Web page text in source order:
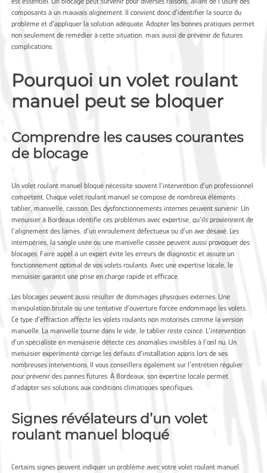
composants à un mauvais alignement. Il convient donc d’identifier la source du
problème et d’appliquer la solution adéquate. Adopter les bonnes pratiques permet
non seulement de remédier à cette situation, mais aussi de prévenir de futures
complications.
Pourquoi un volet roulant
manuel peut se bloquer
Comprendre les causes courantes
de blocage
Un volet roulant manuel bloqué nécessite souvent l’intervention d’un professionnel
compétent. Chaque volet roulant manuel se compose de nombreux éléments :
tablier, manivelle, caisson. Des dysfonctionnements internes peuvent survenir. Un
menuisier à Bordeaux identifie ces problèmes avec expertise, qu’ils proviennent de
l’alignement des lames, d’un enroulement défectueux ou d’un axe désaxé. Les
intempéries, la sangle usée ou une manivelle cassée peuvent aussi provoquer des
blocages. Faire appel à un expert évite les erreurs de diagnostic et assure un
fonctionnement optimal de vos volets roulants. Avec une expertise locale, le
menuisier garantit une prise en charge rapide et efficace.
Les blocages peuvent aussi résulter de dommages physiques externes. Une
manipulation brutale ou une tentative d’ouverture forcée endommage les volets.
Ce type d’effraction affecte les volets roulants non motorisés comme la version
manuelle. La manivelle tourne dans le vide, le tablier reste coincé. L’intervention
d’un spécialiste en menuiserie détecte ces anomalies invisibles à l’œil nu. Un
menuisier expérimenté corrige les défauts d’installation appris lors de ses
nombreuses interventions. Il vous conseillera également sur l’entretien régulier
pour prévenir des pannes futures. À Bordeaux, son expertise locale permet
d’adapter ses solutions aux conditions climatiques spécifiques.
Signes révélateurs d’un volet
roulant manuel bloqué
Certains signes peuvent indiquer un problème avec votre volet roulant manuel.